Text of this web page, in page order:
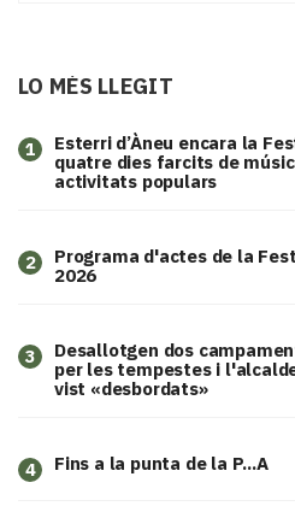
LO MÉS LLEGIT
1
Esterri d’Àneu encara la
quatre dies farcits de
activitats populars
2
Programa d'actes de la
2026
3
​Desallotgen dos
per les tempestes i
vist «desbordats»
4 Fins a la punta de la P...A